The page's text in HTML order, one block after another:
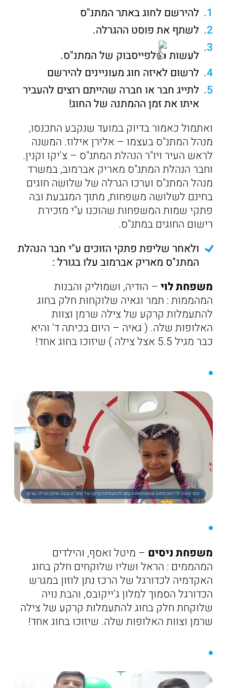
להירשם לחוג באתר המתנ"ס
לשתף את פוסט ההגרלה.
לעשות
לפייסבוק של המתנ"ס.
לרשום לאיזה חוג מעוניינים להירשם
לתייג חבר או חברה שהייתם רוצים להעביר
איתו את זמן ההמתנה של החוג!
ואתמול כאמור בדיוק במועד שנקבע התכנסו,
מנהל המתנ"ס בעצמו – אלירן אילוז. המשנה
לראש העיר ויו"ר הנהלת המתנ"ס – צ'יקו וקנין.
וחבר הנהלת המתנ"ס מאריק אברמוב, במשרד
מנהל המתנ"ס וערכו הגרלה של שלושה חוגים
בחינם לשלושה משפחות, מתוך המגבעת ובה
פתקי שמות המשפחות שהוכנו ע"י מזכירת
רישום החוגים במתנ"ס.
ולאחר שליפת פתקי הזוכים ע"י חבר הנהלת
המתנ"ס מאריק אברמוב עלו בגורל :
משפחת לוי– הודיה, ושמוליק והבנות
המהממות : תמר וגאיה שלוקחות חלק בחוג
להתעמלות קרקע של צילה שרמן וצוות
האלופות שלה. ( גאיה – היום בכיתה ד' והיא
כבר מגיל 5.5 אצל צילה ) שיזוכו בחוג אחד!
תמר וגאיה לוי המהממות שמשתתפות בחוג להתעמלות קרקע של מתנ"ס גבעת אולגה וצילה שרמן
משפחת ניסים – מיטל ואסף, והילדים
המהממים : הראל ושליו שלוקחים חלק בחוג
האקדמיה לכדורגל של הרכז נתן לוזון במגרש
הכדורגל הסמוך למלון ג'ייקובס, והבת נויה
שלוקחת חלק בחוג להתעמלות קרקע של צילה
שרמן וצוות האלופות שלה. שיזוכו בחוג אחד!